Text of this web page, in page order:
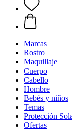
Marcas
Rostro
Maquillaje
Cuerpo
Cabello
Hombre
Bebés y niños
Temas
Protección
Ofertas